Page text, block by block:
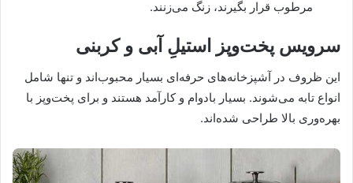
مرطوب قرار بگیرند، زنگ می‌زنند.
سرویس پخت‌وپز استیلِ آبی و کربنی
این ظروف در آشپزخانه‌های حرفه‌ای بسیار محبوب‌اند و تنها شامل
انواع تابه می‌شوند. بسیار بادوام و کارآمد هستند و برای پخت‌وپز با
بهره‌وری بالا طراحی شده‌اند.